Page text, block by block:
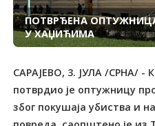
ПОТВРЂЕНА
У ХАЏИЋИМА
САРАЈЕВО, 3. ЈУЛА /СРНА/ -
потврдио је оптужницу
због покушаја убиства и